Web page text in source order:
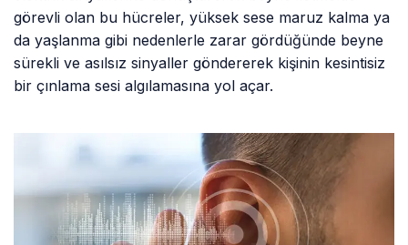
görevli olan bu hücreler, yüksek sese maruz kalma ya
da yaşlanma gibi nedenlerle zarar gördüğünde beyne
sürekli ve asılsız sinyaller göndererek kişinin kesintisiz
bir çınlama sesi algılamasına yol açar.